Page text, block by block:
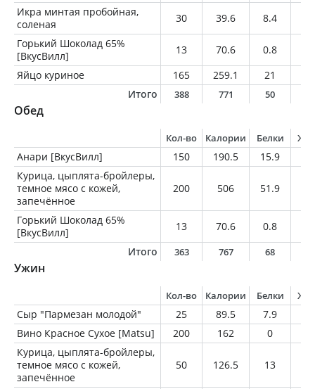
Икра минтая пробойная,
соленая
30 39.6 8.4
Горький Шоколад 65%
[ВкусВилл]
13 70.6 0.8
Яйцо куриное
165 259.1 21
Итого
388 771 50
Обед
Кол-во Калории Белки
Анари [ВкусВилл] 150 190.5 15.9
Курица, цыплята-бройлеры,
темное мясо с кожей,
запечённое
200 506 51.9
Горький Шоколад 65%
[ВкусВилл]
13 70.6 0.8
Итого
363 767 68
Ужин
Кол-во Калории Белки
Сыр "Пармезан молодой" 25 89.5 7.9
Вино Красное Сухое [Matsu]
200 162 0
Курица, цыплята-бройлеры,
темное мясо с кожей,
запечённое
50 126.5 13